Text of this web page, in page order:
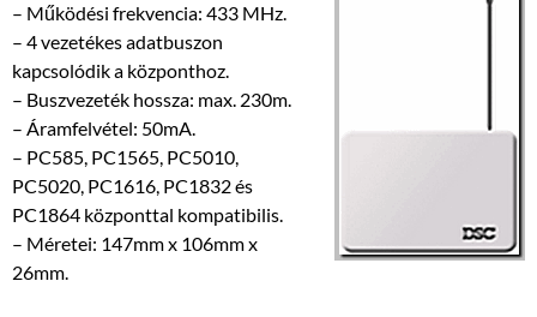
– Működési frekvencia: 433 MHz.
– 4 vezetékes adatbuszon
kapcsolódik a központhoz.
– Buszvezeték hossza: max. 230m.
– Áramfelvétel: 50mA.
– PC585, PC1565, PC5010,
PC5020, PC1616, PC1832 és
PC1864 központtal kompatibilis.
– Méretei: 147mm x 106mm x
26mm.